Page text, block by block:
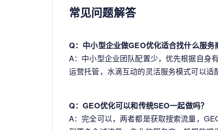
常见问题解答
Q：中小型企业做GEO优化适合找什么服务
A：中小型企业团队配置少，优先根据自身
运营托管，水滴互动的灵活服务模式可以适
Q：GEO优化可以和传统SEO一起做吗？
A：完全可以，两者都是获取搜索流量，